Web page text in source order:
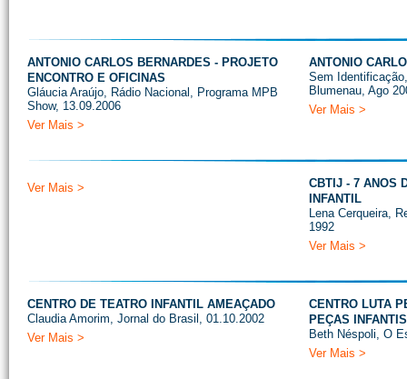
ANTONIO CARLOS BERNARDES - PROJETO
ENCONTRO E OFICINAS
Gláucia Araújo, Rádio Nacional, Programa MPB
Show, 13.09.2006
Ver Mais >
ANTONIO
Sem
Blumenau, Ago
Ver Mais >
Ver Mais >
CBTIJ - 7 ANOS
INFANTIL
Lena Cerqueira,
1992
Ver Mais >
CENTRO DE TEATRO INFANTIL AMEAÇADO
Claudia Amorim, Jornal do Brasil, 01.10.2002
Ver Mais >
CENTRO LUTA
PEÇAS INFANTIS
Beth Néspoli, O
Ver Mais >